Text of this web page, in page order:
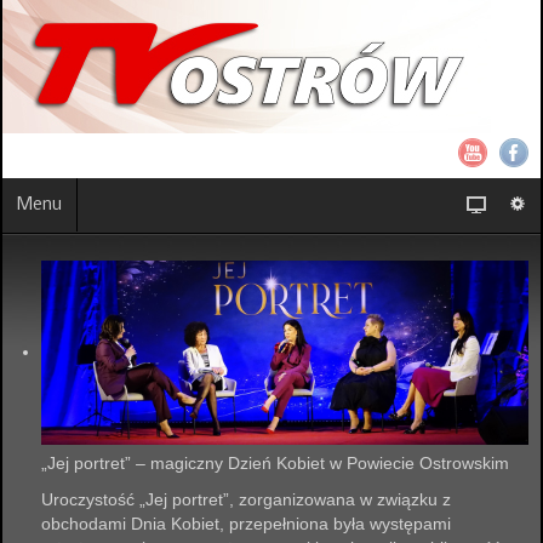
Menu
„Jej portret” – magiczny Dzień Kobiet w Powiecie Ostrowskim
Uroczystość „Jej portret”, zorganizowana w związku z
obchodami Dnia Kobiet, przepełniona była występami